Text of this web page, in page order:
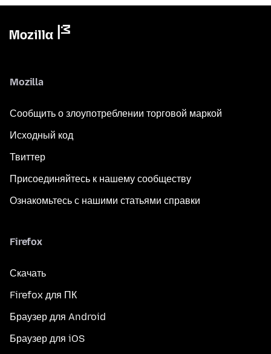
Mozilla
Сообщить о злоупотреблении торговой маркой
Исходный код
Твиттер
Присоединяйтесь к нашему сообществу
Ознакомьтесь с нашими статьями справки
Firefox
Скачать
Firefox для ПК
Браузер для Android
Браузер для iOS